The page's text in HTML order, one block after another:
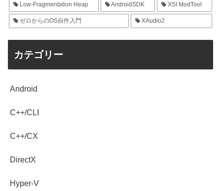
Low-Fragmentation Heap AndroidSDK XSI ModTool
ゼロからのOS自作入門 XAudio2
カテゴリー
Android
C++/CLI
C++/CX
DirectX
Hyper-V